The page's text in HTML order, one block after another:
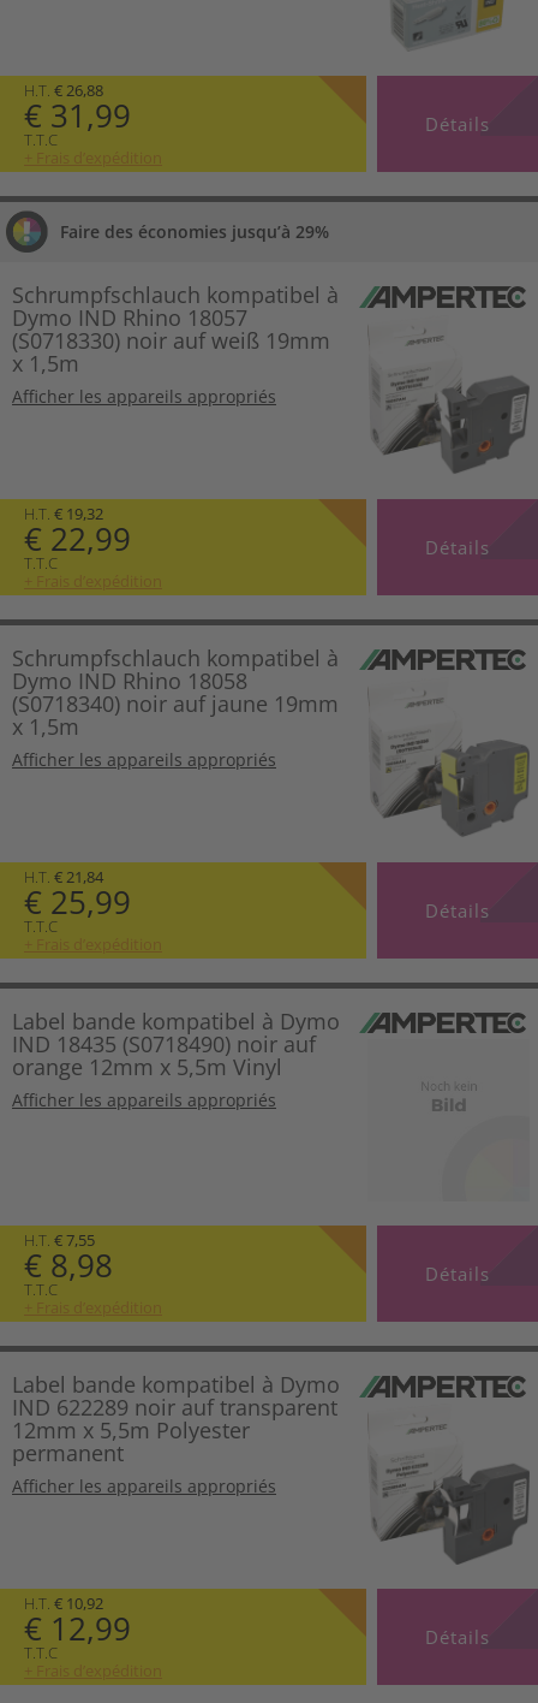
H.T. € 26,88
€ 31,99
T.T.C
+ Frais d’expédition
Détails
Faire des économies jusqu’à 29%
Schrumpfschlauch kompatibel à
Dymo IND Rhino 18057
(S0718330) noir auf weiß 19mm
x 1,5m
Afficher les appareils appropriés
H.T. € 19,32
€ 22,99
T.T.C
+ Frais d’expédition
Détails
Schrumpfschlauch kompatibel à
Dymo IND Rhino 18058
(S0718340) noir auf jaune 19mm
x 1,5m
Afficher les appareils appropriés
H.T. € 21,84
€ 25,99
T.T.C
+ Frais d’expédition
Détails
Label bande kompatibel à Dymo
IND 18435 (S0718490) noir auf
orange 12mm x 5,5m Vinyl
Afficher les appareils appropriés
H.T. € 7,55
€ 8,98
T.T.C
+ Frais d’expédition
Détails
Label bande kompatibel à Dymo
IND 622289 noir auf transparent
12mm x 5,5m Polyester
permanent
Afficher les appareils appropriés
H.T. € 10,92
€ 12,99
T.T.C
+ Frais d’expédition
Détails